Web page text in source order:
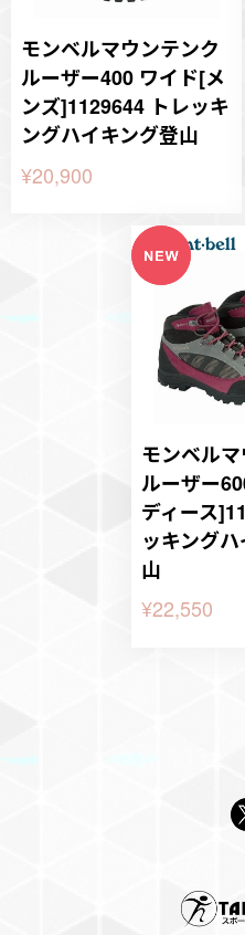
モンベルマウンテンク
ルーザー400 ワイド[メ
ンズ]1129644 トレッキ
ングハイキング登山
¥20,900
モンベル
ルーザー
ディース
ッキング
山
¥22,550